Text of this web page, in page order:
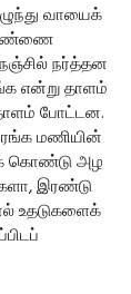
வாயைக்
கண்ணை
நர்த்தன
என்று தாளம்
போட்டன.
மணியின்
கொண்டு அழ
இரண்டு
உதடுகளைக்